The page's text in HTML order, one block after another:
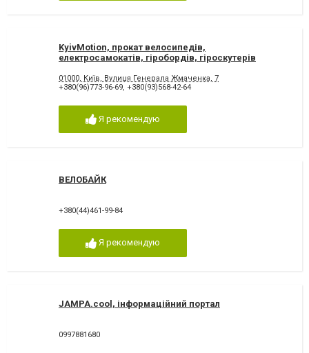
KyivMotion, прокат велосипедів,
електросамокатів, гіробордів, гіроскутерів
01000, Київ, Вулиця Генерала Жмаченка, 7
+380(96)773-96-69, +380(93)568-42-64
Я рекомендую
ВЕЛОБАЙК
+380(44)461-99-84
Я рекомендую
JAMPA.cool, інформаційний портал
0997881680